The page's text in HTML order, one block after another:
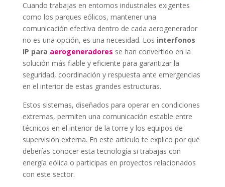
Cuando trabajas en entornos industriales exigentes
como los parques eólicos, mantener una
comunicación efectiva dentro de cada aerogenerador
no es una opción, es una necesidad. Los interfonos
IP para aerogeneradores se han convertido en la
solución más fiable y eficiente para garantizar la
seguridad, coordinación y respuesta ante emergencias
en el interior de estas grandes estructuras.
Estos sistemas, diseñados para operar en condiciones
extremas, permiten una comunicación estable entre
técnicos en el interior de la torre y los equipos de
supervisión externa. En este artículo te explico por qué
deberías conocer esta tecnología si trabajas con
energía eólica o participas en proyectos relacionados
con este sector.